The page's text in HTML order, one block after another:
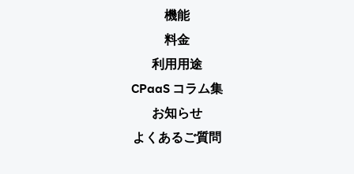
機能
料金
利用用途
CPaaS コラム集
お知らせ
よくあるご質問